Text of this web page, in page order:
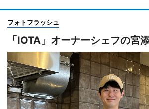
フォトフラッシュ
「IOTA」オーナーシェフの宮